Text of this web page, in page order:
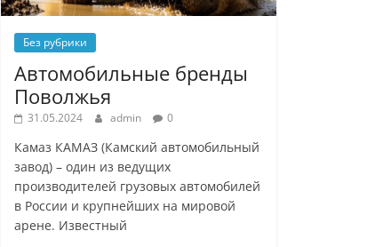
Без рубрики
Автомобильные бренды
Поволжья
31.05.2024 admin 0
Камаз КАМАЗ (Камский автомобильный
завод) – один из ведущих
производителей грузовых автомобилей
в России и крупнейших на мировой
арене. Известный